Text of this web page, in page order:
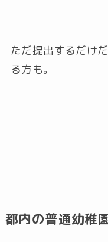
ただ提出するだけ
る方も。
都内の普通幼稚